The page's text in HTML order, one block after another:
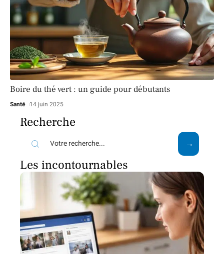
Boire du thé vert : un guide pour débutants
Santé 14 juin 2025
Recherche
Les incontournables